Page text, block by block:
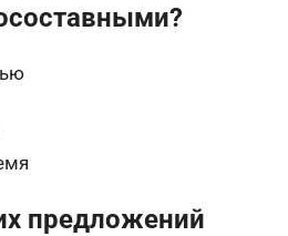
предложений